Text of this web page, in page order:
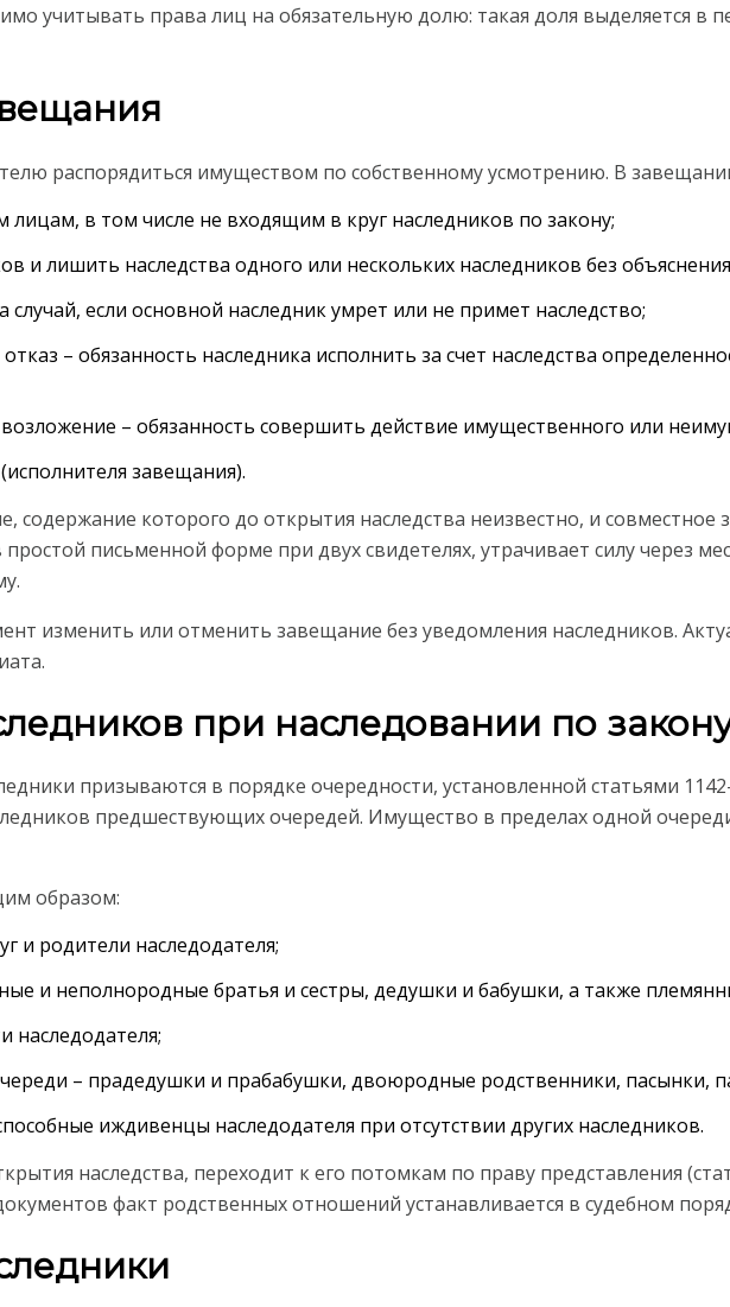
учитывать права лиц на обязательную долю: такая доля выделяется в
распорядиться имуществом по собственному усмотрению. В
в том числе не входящим в круг наследников по закону;
и лишить наследства одного или нескольких наследников без
случай, если основной наследник умрет или не примет наследство;
– обязанность наследника исполнить за счет наследства
– обязанность совершить действие имущественного или
завещания).
содержание которого до открытия наследства неизвестно, и совместное
письменной форме при двух свидетелях, утрачивает силу через
изменить или отменить завещание без уведомления наследников.
при наследовании по
призываются в порядке очередности, установленной статьями
предшествующих очередей. Имущество в пределах одной
образом:
и родители наследодателя;
и неполнородные братья и сестры, дедушки и бабушки, а также
наследодателя;
– прадедушки и прабабушки, двоюродные родственники, пасынки,
иждивенцы наследодателя при отсутствии других наследников.
наследства, переходит к его потомкам по праву представления
факт родственных отношений устанавливается в судебном